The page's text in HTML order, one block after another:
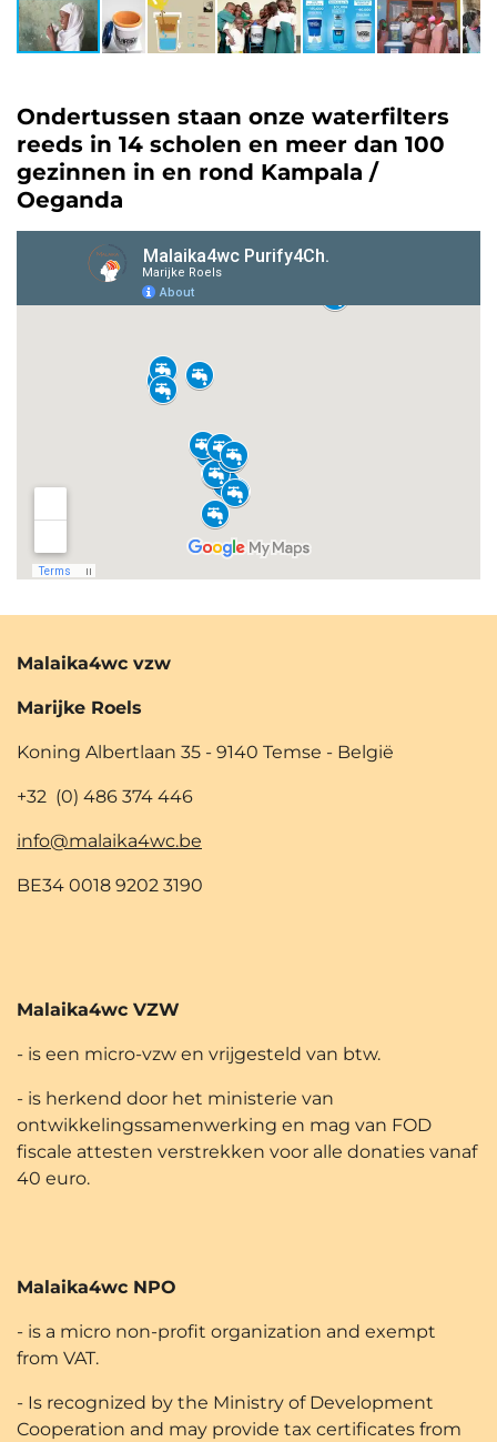
Ondertussen staan onze waterfilters
reeds in 14 scholen en meer dan 100
gezinnen in en rond Kampala /
Oeganda
Malaika4wc vzw
Marijke Roels
Koning Albertlaan 35 - 9140 Temse - België
+32 (0) 486 374 446
info@malaika4wc.be
BE34 0018 9202 3190
Malaika4wc VZW
- is een micro-vzw en vrijgesteld van btw.
- is herkend door het ministerie van
ontwikkelingssamenwerking en mag van FOD
fiscale attesten verstrekken voor alle donaties vanaf
40 euro.
Malaika4wc NPO
- is a micro non-profit organization and exempt
from VAT.
- Is recognized by the Ministry of Development
Cooperation and may provide tax certificates from